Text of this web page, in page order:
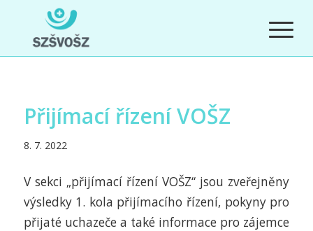
Přijímací řízení VOŠZ
8. 7. 2022
V sekci „přijímací řízení VOŠZ“ jsou zveřejněny
výsledky 1. kola přijímacího řízení, pokyny pro
přijaté uchazeče a také informace pro zájemce